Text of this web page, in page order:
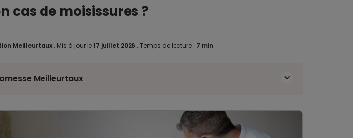
cas de moisissures ?
Meilleurtaux . Mis à jour le 17 juillet 2026 . Temps de lecture : 7 min
Meilleurtaux